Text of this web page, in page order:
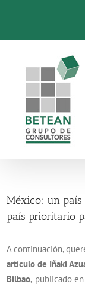
content
México: un
país prioritario
A continuación,
artículo de Iñaki
Bilbao, publicado